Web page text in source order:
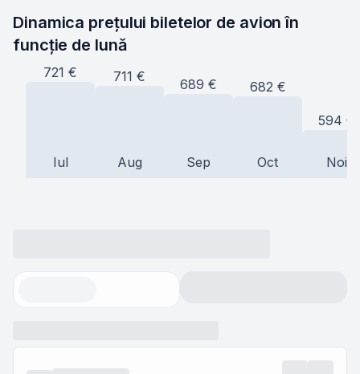
Dinamica prețului biletelor de avion în
funcție de lună
721 €
Iul
711 €
Aug
689 €
Sep
682 €
Oct
594 €
Noi